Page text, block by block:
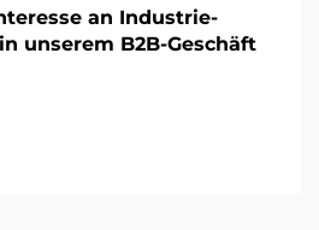
an Industrie-
unserem B2B-Geschäft